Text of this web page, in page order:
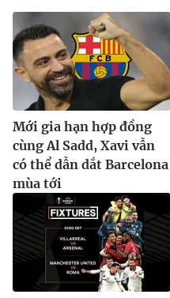
Mới gia hạn hợp đồng
cùng Al Sadd, Xavi vẫn
có thể dẫn dắt Barcelona
mùa tới